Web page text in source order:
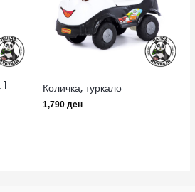
Количка, туркало
1,790 ден